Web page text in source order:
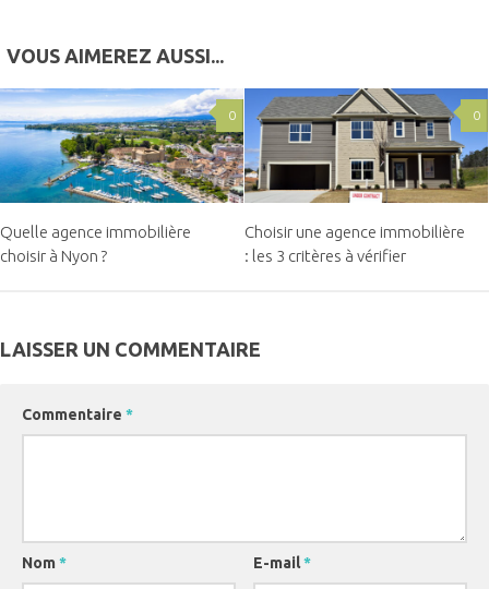
VOUS AIMEREZ AUSSI...
0
Quelle agence immobilière
choisir à Nyon ?
0
Choisir une agence immobilière
: les 3 critères à vérifier
LAISSER UN COMMENTAIRE
Commentaire *
Nom * E-mail*